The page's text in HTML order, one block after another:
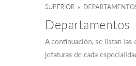
SUPERIOR »
Departamentos
A continuación, se listan las
jefaturas de cada